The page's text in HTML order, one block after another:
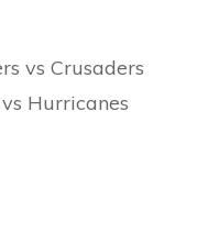
vs Crusaders
Hurricanes